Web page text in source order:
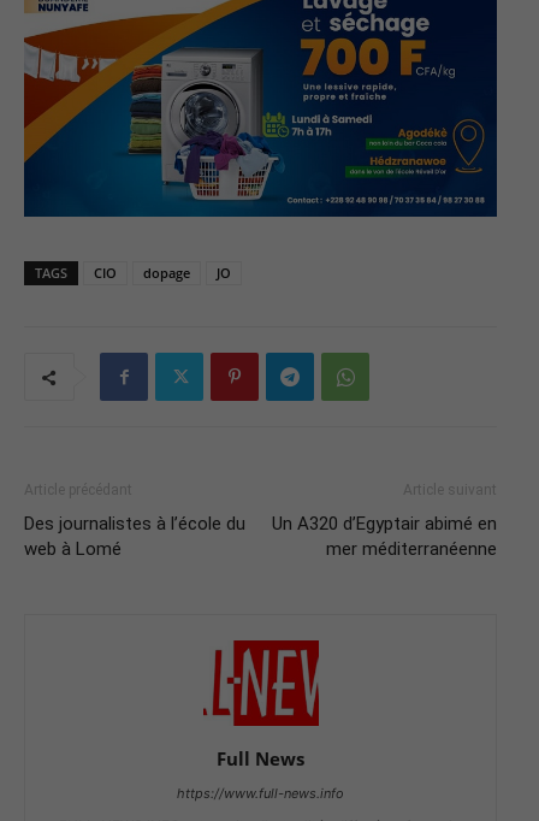
TAGS CIO dopage JO
Article précédant
Des journalistes à l’école du
web à Lomé
Article suivant
Un A320 d’Egyptair abimé en
mer méditerranéenne
Full News
https://www.full-news.info